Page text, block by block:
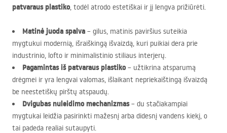
patvaraus plastiko, todėl atrodo estetiškai ir jį lengva prižiūrėti.
Matinė juoda spalva – gilus, matinis paviršius suteikia
mygtukui modernią, išraiškingą išvaizdą, kuri puikiai dera prie
industrinio, lofto ir minimalistinio stiliaus interjerų.
Pagamintas iš patvaraus plastiko– užtikrina atsparumą
drėgmei ir yra lengvai valomas, išlaikant nepriekaištingą išvaizdą
be neestetiškų pirštų atspaudų.
Dvigubas nuleidimo mechanizmas– du stačiakampiai
mygtukai leidžia pasirinkti mažesnį arba didesnį vandens kiekį, o
tai padeda realiai sutaupyti.